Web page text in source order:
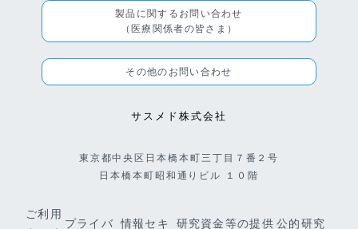
製品に関するお問い合わせ
（医療関係者の皆さま）
その他のお問い合わせ
サスメド株式会社
東京都中央区日本橋本町三丁目７番２号
日本橋本町昭和通りビル １０階
ご利用
プライバ 情報セキ 研究資金等の提供 公的研究